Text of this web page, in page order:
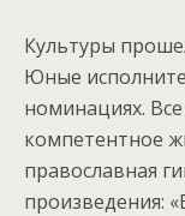
Культуры
Юные
номинациях.
компетентное
православная
произведения: